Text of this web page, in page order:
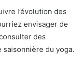
l’évolution des
envisager de
des
du yoga.